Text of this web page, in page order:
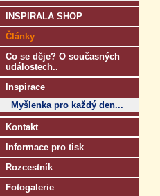
INSPIRALA SHOP
Články
Co se děje? O současných
událostech..
Inspirace
Myšlenka pro každý den...
Kontakt
Informace pro tisk
Rozcestník
Fotogalerie